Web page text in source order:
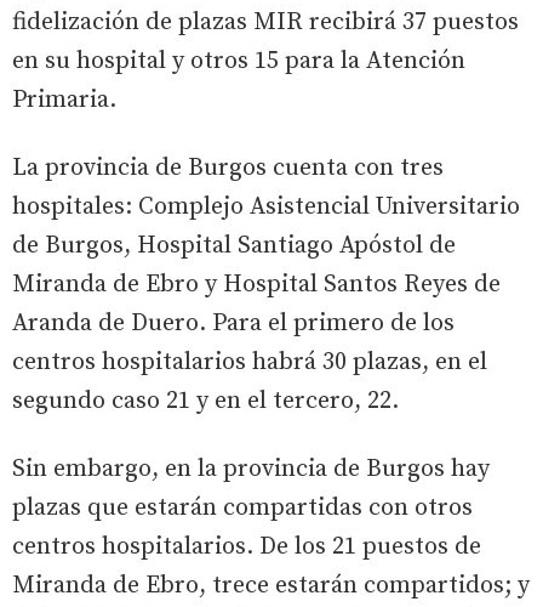
fidelización de plazas MIR recibirá 37 puestos
en su hospital y otros 15 para la Atención
Primaria.
La provincia de Burgos cuenta con tres
hospitales: Complejo Asistencial Universitario
de Burgos, Hospital Santiago Apóstol de
Miranda de Ebro y Hospital Santos Reyes de
Aranda de Duero. Para el primero de los
centros hospitalarios habrá 30 plazas, en el
segundo caso 21 y en el tercero, 22.
Sin embargo, en la provincia de Burgos hay
plazas que estarán compartidas con otros
centros hospitalarios. De los 21 puestos de
Miranda de Ebro, trece estarán compartidos; y